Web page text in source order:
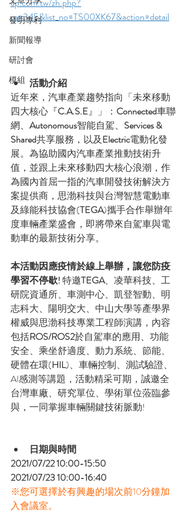
發明專利
新聞報導
研討會
模組
m=345&list_no=TS00XK67&action=detail
活動介紹
近年來，汽車產業趨勢指向「未來移動
四大核心『C.A.S.E』」： Connected車聯
網、 Autonomous智能自駕、 Services &
Shared共享服務，以及Electric電動化發
展。為協助國內汽車產業推動技術升
值，並跟上未來移動四大核心浪潮，作
為國內首屈一指的汽車開發技術解決方
案提供商，思渤科技與台灣智慧電動車
及綠能科技協會(TEGA)攜手合作舉辦年
度車輛產業盛會，即將帶來自駕車與電
動車的最新技術分享。
本活動因應疫情於線上舉辦，讓您防疫
學習不停歇! 特邀TEGA、凌華科技、工
研院資通所、車測中心、凱登智動、明
志科大、陽明交大、中山大學等產學界
權威與思渤科技專業工程師演講，內容
包括ROS/ROS2於自駕車的應用、功能
安全、乘坐舒適度、動力系統、節能、
硬體在環(HIL)、車輛控制、測試驗證、
AI感測等講題，活動精采可期，誠邀全
台灣車廠、研究單位、學術單位蒞臨參
與，一同掌握車輛關鍵技術脈動!
日期與時間
2021/07/22 10:00-15:50
2021/07/23 10:00-16:40
※您可選擇於有興趣的場次前10分鐘加
入會議室。